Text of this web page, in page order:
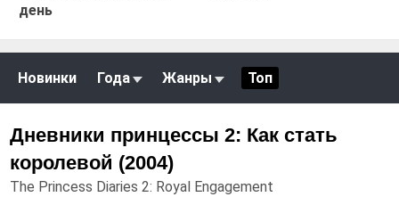
день
Новинки Года Жанры Топ
Дневники принцессы 2: Как стать
королевой (2004)
The Princess Diaries 2: Royal Engagement